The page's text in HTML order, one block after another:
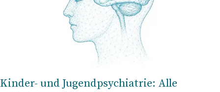
Kinder- und Jugendpsychiatrie: Alle